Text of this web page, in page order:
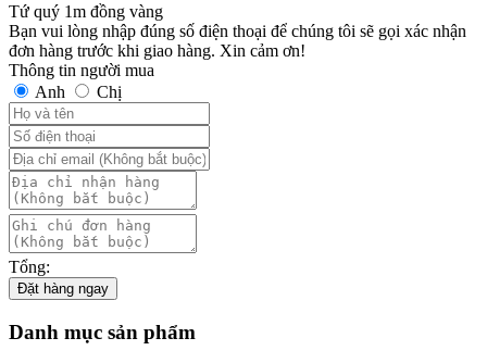
Tứ quý 1m đồng vàng
Bạn vui lòng nhập đúng số điện thoại để chúng tôi sẽ gọi xác nhận
đơn hàng trước khi giao hàng. Xin cảm ơn!
Thông tin người mua
Anh
Chị
Tổng:
Đặt hàng ngay
Danh mục sản phẩm